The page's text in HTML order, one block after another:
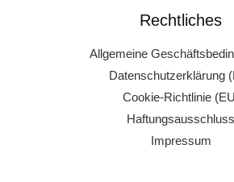
Rechtliches
Allgemeine
Datenschutzerklärung
Cookie-Richtlinie
Haftungsausschluss
Impressum